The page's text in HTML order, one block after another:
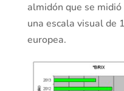
almidón que se
una escala visual de
europea.